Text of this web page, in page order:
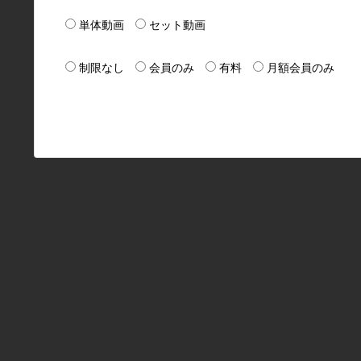
単体動画 セット動画
制限なし 会員のみ 有料 月額会員のみ